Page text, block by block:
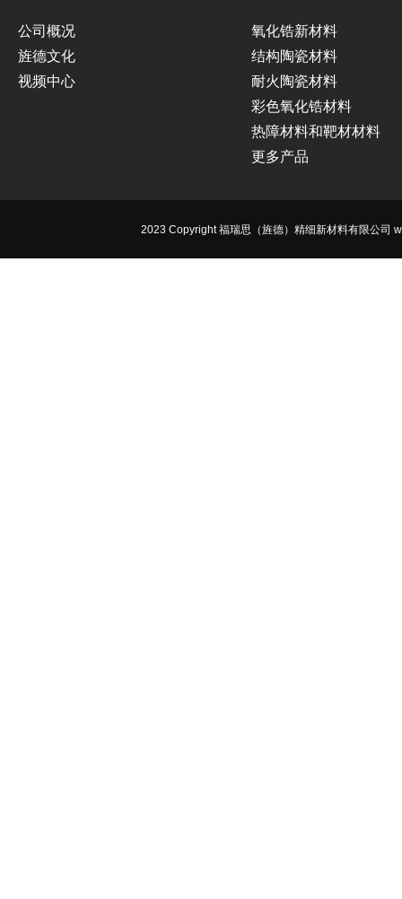
公司概况
旌德文化
视频中心
氧化锆新材料
结构陶瓷材料
耐火陶瓷材料
彩色氧化锆材料
热障材料和靶材材料
更多产品
2023 Copyright 福瑞思（旌德）精细新材料有限公司